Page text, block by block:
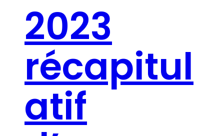
2023
récapitul
atif